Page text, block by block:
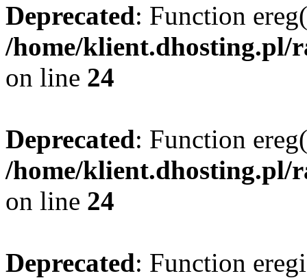
Deprecated: Function
/home/klient.dhosting.pl/
on line 24
Deprecated: Function
/home/klient.dhosting.pl/
on line 24
Deprecated: Function